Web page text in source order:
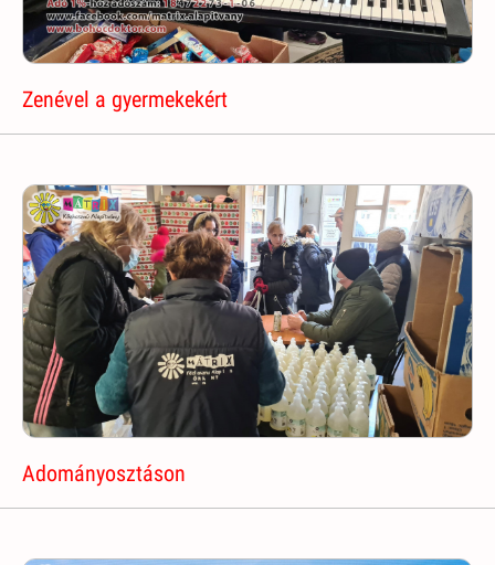
Zenével a gyermekekért
Adományosztáson